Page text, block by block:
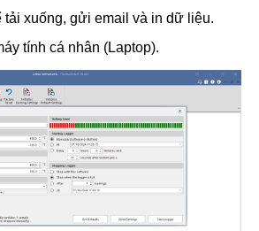
tải xuống, gửi email và in dữ liệu.
tính cá nhân (Laptop).